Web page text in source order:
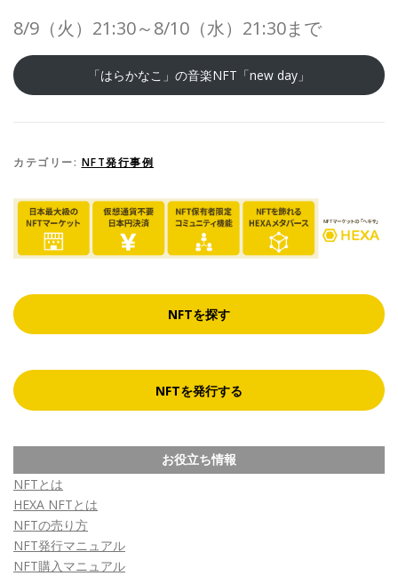
8/9（火）21:30～8/10（水）21:30まで
「はらかなこ」の音楽NFT「new day」
カテゴリー: NFT発行事例
NFTを探す
NFTを発行する
お役立ち情報
NFTとは
HEXA NFTとは
NFTの売り方
NFT発行マニュアル
NFT購入マニュアル